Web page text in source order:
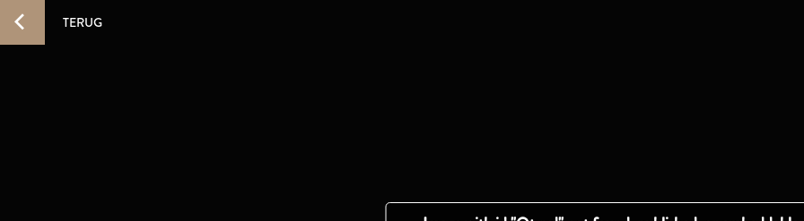
TERUG